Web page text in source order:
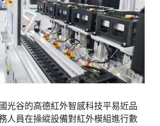
光谷的高德紅外智感科技平易近品
人員在操縱設備對紅外模組進行數